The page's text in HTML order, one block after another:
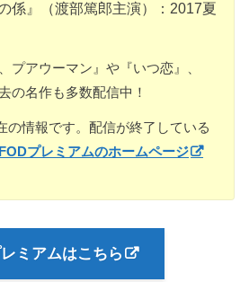
係』（渡部篤郎主演）：2017夏
プアウーマン』や『いつ恋』、
の名作も多数配信中！
の情報です。配信が終了している
FODプレミアムのホームページ
ミアムはこちら